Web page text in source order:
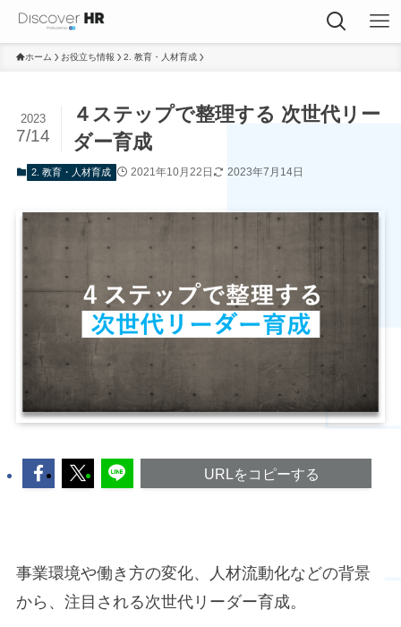
ホーム お役立ち情報 2. 教育・人材育成
４ステップで整理する 次世代リー
ダー育成
2023
7/14
2. 教育・人材育成 2021年10月22日 2023年7月14日
URLをコピーする
事業環境や働き方の変化、人材流動化などの背景
から、注目される次世代リーダー育成。